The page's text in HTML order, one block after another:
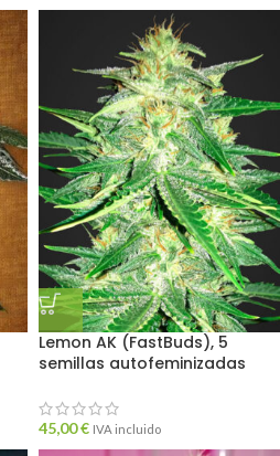
Lemon AK (FastBuds), 5
semillas autofeminizadas
45,00€ IVA incluido